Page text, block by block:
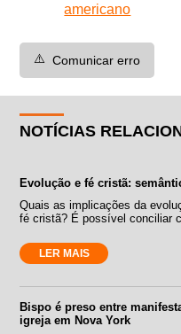
americano
⚠️ Comunicar erro
NOTÍCIAS
Evolução e fé cristã:
Quais as implicações da
fé cristã? É possível conciliar
LER MAIS
Bispo é preso entre
igreja em Nova York